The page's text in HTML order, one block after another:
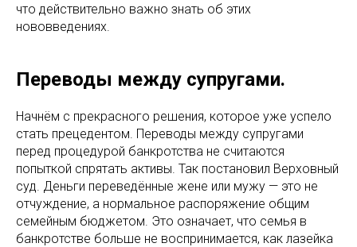
что действительно важно знать об этих
нововведениях.
Переводы между супругами.
Начнём с прекрасного решения, которое уже успело
стать прецедентом. Переводы между супругами
перед процедурой банкротства не считаются
попыткой спрятать активы. Так постановил Верховный
суд. Деньги переведённые жене или мужу — это не
отчуждение, а нормальное распоряжение общим
семейным бюджетом. Это означает, что семья в
банкротстве больше не воспринимается, как лазейка